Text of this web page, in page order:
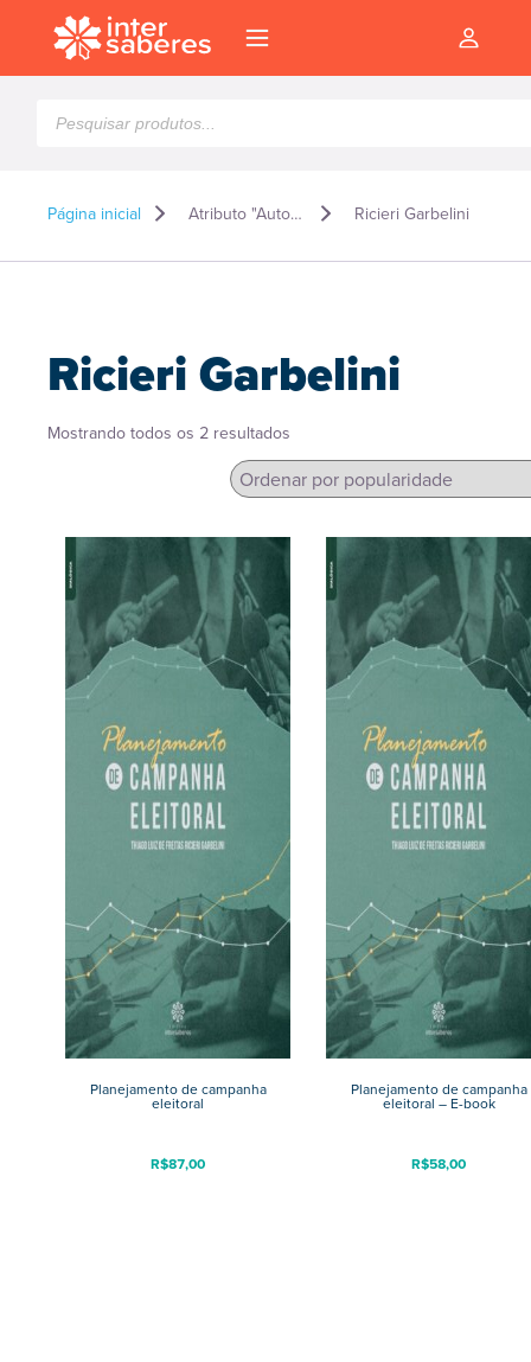
produtos
Página inicial Atributo "Autor" de produto Ricieri Garbelini
Ricieri Garbelini
Mostrando todos os 2 resultados
popularidade
Planejamento de campanha
eleitoral
R$87,00
Planejamento de campanha
eleitoral – E-book
R$58,00